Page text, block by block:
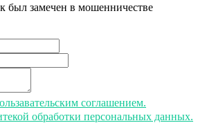
был замечен в мошенничестве
соглашением.
обработки персональных данных.